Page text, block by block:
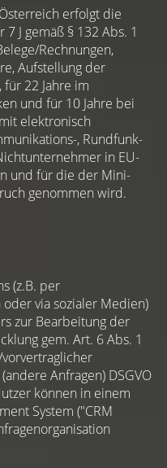
erfolgt die
J gemäß § 132 Abs. 1
Rechnungen,
Aufstellung der
für 22 Jahre im
und für 10 Jahre bei
elektronisch
, Rundfunk-
in EU-
und für die der Mini-
genommen wird.
(z.B. per
via sozialer Medien)
zur Bearbeitung der
gem. Art. 6 Abs. 1
Anfragen) DSGVO
können in einem
System ("CRM